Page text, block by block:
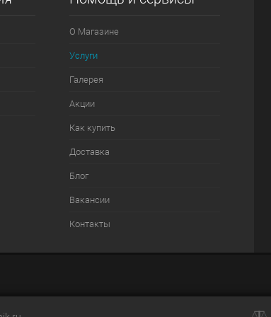
О Магазине
Услуги
Галерея
Акции
Как купить
Доставка
Блог
Вакансии
Контакты